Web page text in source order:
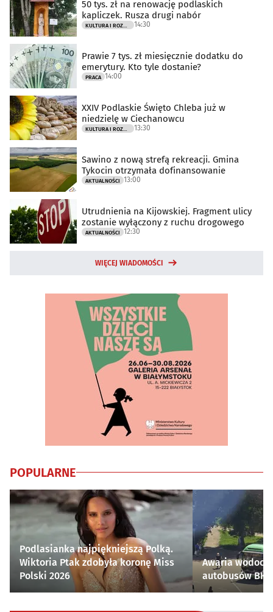
50 tys. zł na renowację podlaskich
kapliczek. Rusza drugi nabór
KULTURA I ROZRYWKA 14:30
Prawie 7 tys. zł miesięcznie dodatku do
emerytury. Kto tyle dostanie?
PRACA 14:00
XXIV Podlaskie Święto Chleba już w
niedzielę w Ciechanowcu
KULTURA I ROZRYWKA 13:30
Sawino z nową strefą rekreacji. Gmina
Tykocin otrzymała dofinansowanie
AKTUALNOŚCI 13:00
Utrudnienia na Kijowskiej. Fragment ulicy
zostanie wyłączony z ruchu drogowego
AKTUALNOŚCI 12:30
WIĘCEJ WIADOMOŚCI
POPULARNE
Podlasianka najpiękniejszą Polką.
Wiktoria Ptak zdobyła koronę Miss
Polski 2026
Awaria
autobusów